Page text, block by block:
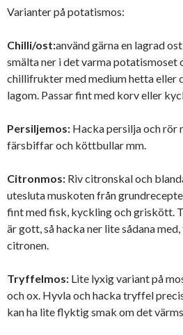
Varianter på potatismos:
Chilli/ost:använd gärna en lagrad
smälta ner i det varma potatismoset
chillifrukter med medium hetta eller
lagom. Passar fint med korv eller
Persiljemos: Hacka persilja och rör
färsbiffar och köttbullar mm.
Citronmos: Riv citronskal och
utesluta muskoten från
fint med fisk, kyckling och griskött.
är gott, så hacka ner lite sådana
citronen.
Tryffelmos: Lite lyxig variant på
och ox. Hyvla och hacka tryffel
kan ha lite flyktig smak om det